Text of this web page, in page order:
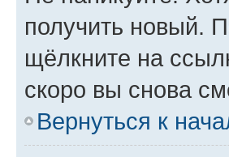
получить новый.
щёлкните на
скоро вы снова
Вернуться к